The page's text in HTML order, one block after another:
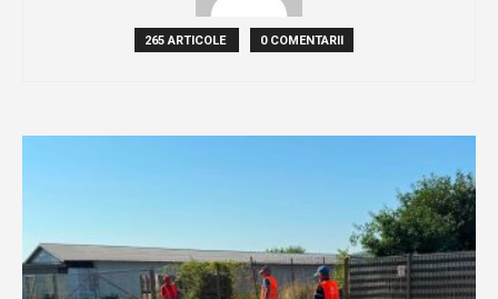
265 ARTICOLE 0 COMENTARII